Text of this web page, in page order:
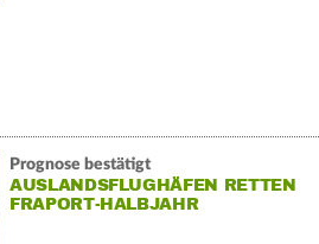
Prognose bestätigt
AUSLANDSFLUGHÄFEN RETTEN
FRAPORT-HALBJAHR